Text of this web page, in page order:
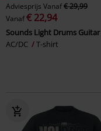
Adviesprijs Vanaf€ 29,99
Vanaf€ 22,94
Sounds Light Drums Guitar
AC/DC
T-shirt